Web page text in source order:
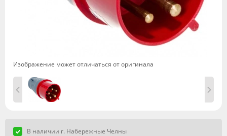
Изображение может отличаться от оригинала
В наличии г. Набережные Челны